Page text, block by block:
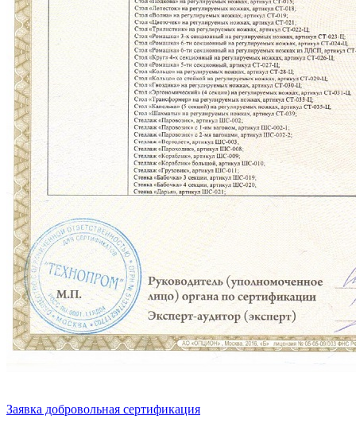
Заявка добровольная сертификация